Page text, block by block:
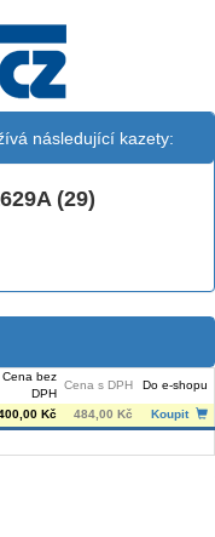
následující kazety:
(29)
Cena bez
DPH
Cena s DPH Do e-shopu
Kč 484,00 Kč Koupit